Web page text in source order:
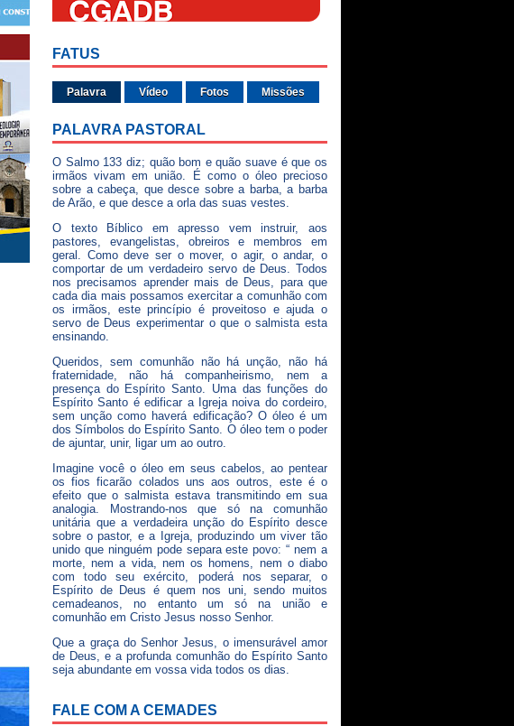
FATUS
Palavra Vídeo Fotos Missões
PALAVRA PASTORAL
O Salmo 133 diz; quão bom e quão suave é que os
irmãos vivam em união. É como o óleo precioso
sobre a cabeça, que desce sobre a barba, a barba
de Arão, e que desce a orla das suas vestes.
O texto Bíblico em apresso vem instruir, aos
pastores, evangelistas, obreiros e membros em
geral. Como deve ser o mover, o agir, o andar, o
comportar de um verdadeiro servo de Deus. Todos
nos precisamos aprender mais de Deus, para que
cada dia mais possamos exercitar a comunhão com
os irmãos, este princípio é proveitoso e ajuda o
servo de Deus experimentar o que o salmista esta
ensinando.
Queridos, sem comunhão não há unção, não há
fraternidade, não há companheirismo, nem a
presença do Espírito Santo. Uma das funções do
Espírito Santo é edificar a Igreja noiva do cordeiro,
sem unção como haverá edificação? O óleo é um
dos Símbolos do Espírito Santo. O óleo tem o poder
de ajuntar, unir, ligar um ao outro.
Imagine você o óleo em seus cabelos, ao pentear
os fios ficarão colados uns aos outros, este é o
efeito que o salmista estava transmitindo em sua
analogia. Mostrando-nos que só na comunhão
unitária que a verdadeira unção do Espírito desce
sobre o pastor, e a Igreja, produzindo um viver tão
unido que ninguém pode separa este povo: “ nem a
morte, nem a vida, nem os homens, nem o diabo
com todo seu exército, poderá nos separar, o
Espírito de Deus é quem nos uni, sendo muitos
cemadeanos, no entanto um só na união e
comunhão em Cristo Jesus nosso Senhor.
Que a graça do Senhor Jesus, o imensurável amor
de Deus, e a profunda comunhão do Espírito Santo
seja abundante em vossa vida todos os dias.
FALE COM A CEMADES